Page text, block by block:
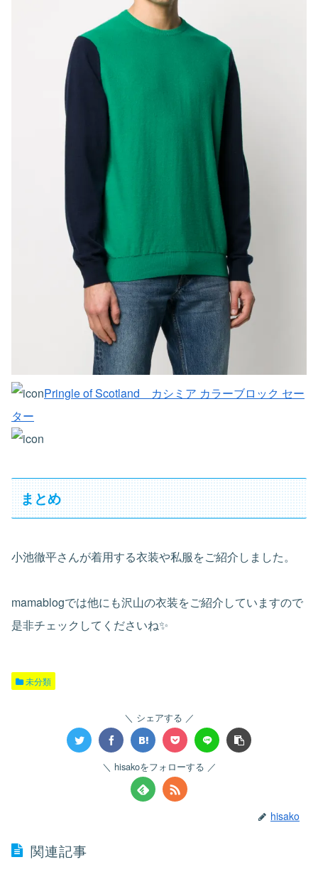
Pringle of Scotland カシミア カラーブロック セー
ター
まとめ
小池徹平さんが着用する衣装や私服をご紹介しました。
mamablogでは他にも沢山の衣装をご紹介していますので
是非チェックしてくださいね✨
未分類
シェアする
hisakoをフォローする
hisako
関連記事